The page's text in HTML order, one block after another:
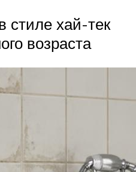
стиле хай-тек
возраста